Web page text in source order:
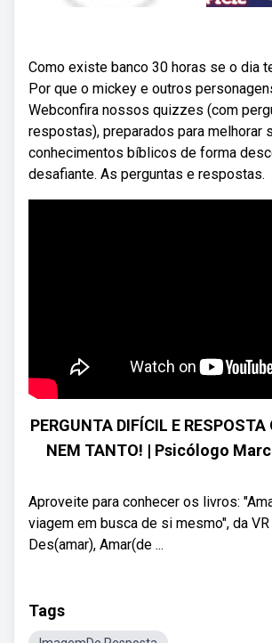
Como existe banco 30 horas se o dia
Por que o mickey e outros
Webconfira nossos quizzes (com
respostas), preparados para melhorar
conhecimentos bíblicos de forma
desafiante. As perguntas e respostas.
PERGUNTA DIFÍCIL E
NEM TANTO! | Psicólogo
Aproveite para conhecer os livros:
viagem em busca de si mesmo", da VR
Des(amar), Amar(de ...
Tags